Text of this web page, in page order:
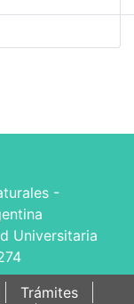
-
Universitaria
Trámites